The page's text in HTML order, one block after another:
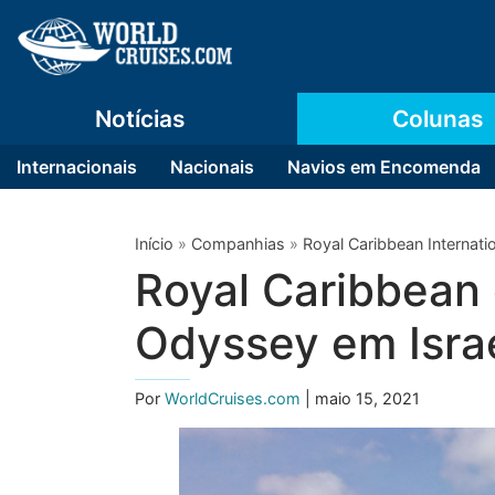
Notícias
Internacionais Nacionais Navios em Encomenda
Colunas
Início » Companhias » Royal Caribbean
Royal
Odyssey em
Por WorldCruises.com | maio 15, 2021